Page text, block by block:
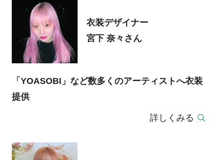
衣装デザイナー
宮下 奈々さん
「YOASOBI」など数多くのアーティストへ衣装
提供
詳しくみる